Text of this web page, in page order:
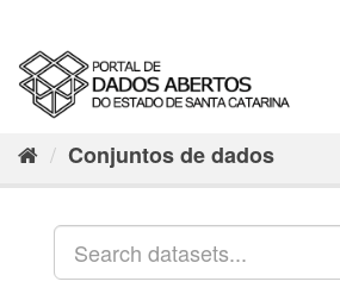
Conjuntos de dados